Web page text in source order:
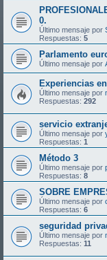
0.
Último mensaje por
Respuestas: 5
Parlamento
Último mensaje por
Experiencias
Último mensaje por
Respuestas: 292
servicio
Último mensaje por
Respuestas: 1
Método 3
Último mensaje por
Respuestas: 8
SOBRE
Último mensaje por
Respuestas: 6
seguridad
Último mensaje por
Respuestas: 11